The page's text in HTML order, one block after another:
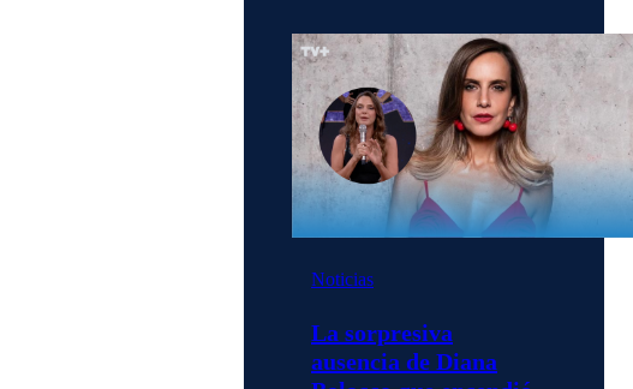
Noticias
La sorpresiva
ausencia de Diana